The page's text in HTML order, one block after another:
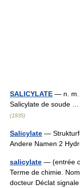
SALICYLATE — n. m.
Salicylate de soude
(1935)
Salicylate —
Andere Namen 2
salicylate — (entrée
Terme de chimie.
docteur Déclat